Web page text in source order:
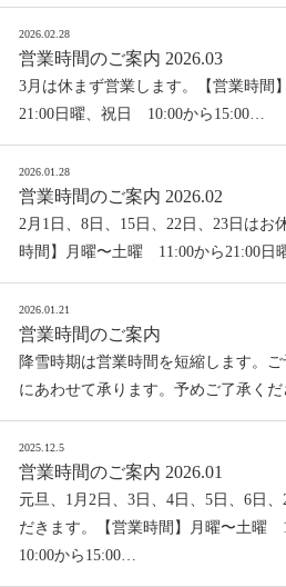
2026.02.28
営業時間のご案内 2026.03
3月は休まず営業します。【営業時間
21:00日曜、祝日 10:00から15:00…
2026.01.28
営業時間のご案内 2026.02
2月1日、8日、15日、22日、23日はお
時間】月曜〜土曜 11:00から21:00
2026.01.21
営業時間のご案内
降雪時期は営業時間を短縮します。
にあわせて承ります。予めご了承く
2025.12.5
営業時間のご案内 2026.01
元旦、1月2日、3日、4日、5日、6日
だきます。【営業時間】月曜〜土曜
10:00から15:00…